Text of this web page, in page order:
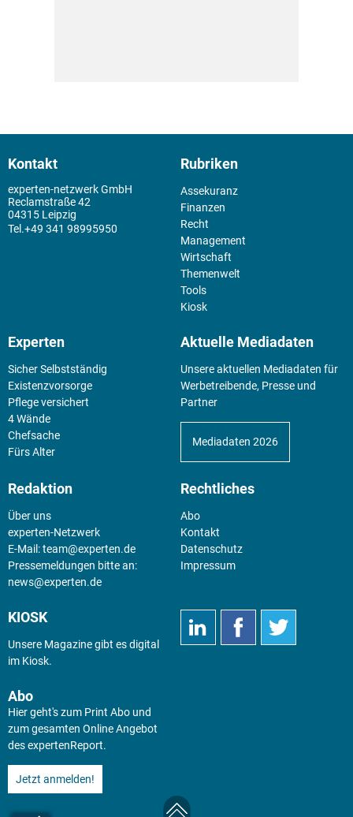
Kontakt
experten-netzwerk GmbH
Reclamstraße 42
04315 Leipzig
+49 341 98995950
Rubriken
Assekuranz
Finanzen
Recht
Management
Wirtschaft
Themenwelt
Tools
Kiosk
Experten
Sicher Selbstständig
Existenz­vorsorge
Pflege versichert
4 Wände
Chefsache
Fürs Alter
Aktuelle Mediadaten
Unsere aktuellen Mediadaten für
Werbetreibende, Presse und
Partner
Mediadaten 2026
Redaktion
Über uns
experten-Netzwerk
E-Mail:team@experten.de
Pressemeldungen bitte an:
news@experten.de
Rechtliches
Abo
Kontakt
Datenschutz
Impressum
KIOSK
Unsere Magazine gibt es digital
im Kiosk.
Abo
Hier geht's zum Print Abo und
zum gesamten Online Angebot
des expertenReport.
Jetzt anmelden!